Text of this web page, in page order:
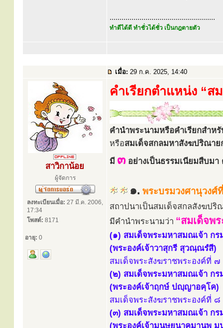
.....................................................
ทำดีได้ดี ทำชั่วได้ชั่ว เป็นกฎตายตัว
เมื่อ: 29 ก.ค. 2025, 14:40
สาวิกาน้อย
ผู้จัดการ
ลงทะเบียนเมื่อ: 27 มี.ค. 2006,
17:34
โพสต์: 8171
อายุ: 0
คำเรียกตำแหน่ง “ส
คำนำพระนามหรือคำเรียกสำห
หรือสมเด็จสกลมหาสังฆปริณาย
มี ๓ อย่างเป็นธรรมเนียมสืบมา
๑. พระบรมวงศานุวงศ์
สถาปนาเป็นสมเด็จสกลสังฆปริ
มีคำนำพระนามว่า “สมเด็จพ
(๑) สมเด็จพระมหาสมณเจ้า ก
(พระองค์เจ้าวาสุกรี สุวณฺณรํสี)
สมเด็จพระสังฆราชพระองค์ที่
(๒) สมเด็จพระมหาสมณเจ้า กร
(พระองค์เจ้าฤกษ์ ปญฺญาอคฺโค)
สมเด็จพระสังฆราชพระองค์ที่
(๓) สมเด็จพระมหาสมณเจ้า ก
(พระองค์เจ้ามนุษยนาคมานพ ม